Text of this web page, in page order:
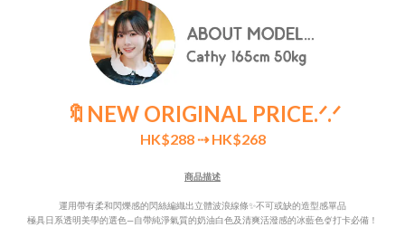
🔖NEW ORIGINAL PRICE.ᐟ.ᐟ
HK$288 ⇢ HK$268
商品描述
運用帶有柔和閃爍感的閃絲編織出立體波浪線條✨不可或缺的造型感單品
極具日系透明美學的選色—自帶純淨氣質的奶油白色及清爽活潑感的冰藍色🍨打卡必備！